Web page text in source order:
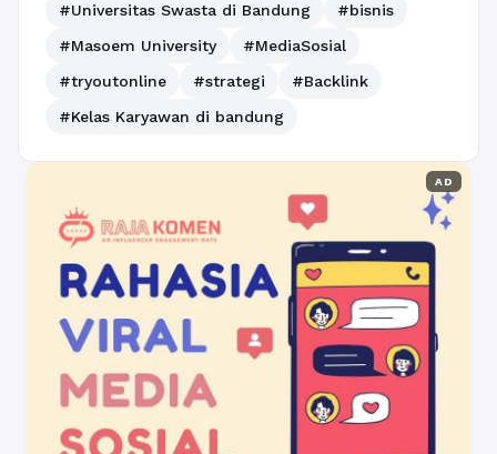
#Universitas Swasta di Bandung
#bisnis
#Masoem University
#MediaSosial
#tryoutonline
#strategi
#Backlink
#Kelas Karyawan di bandung
AD